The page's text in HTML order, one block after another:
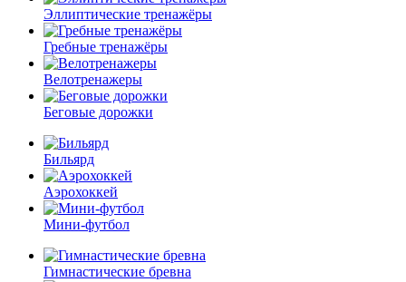
Эллиптические тренажёры
Гребные тренажёры
Велотренажеры
Беговые дорожки
Бильярд
Аэрохоккей
Мини-футбол
Гимнастические бревна